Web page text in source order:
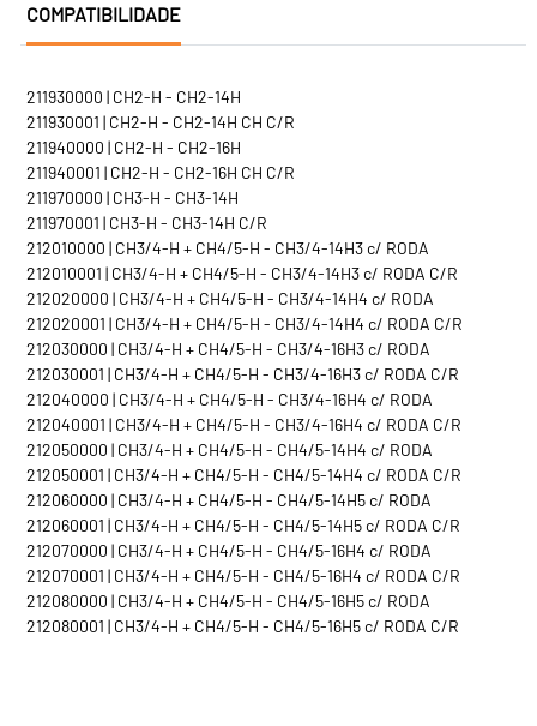
COMPATIBILIDADE
211930000 | CH2-H - CH2-14H
211930001 | CH2-H - CH2-14H CH C/R
211940000 | CH2-H - CH2-16H
211940001 | CH2-H - CH2-16H CH C/R
211970000 | CH3-H - CH3-14H
211970001 | CH3-H - CH3-14H C/R
212010000 | CH3/4-H + CH4/5-H - CH3/4-14H3 c/ RODA
212010001 | CH3/4-H + CH4/5-H - CH3/4-14H3 c/ RODA C/R
212020000 | CH3/4-H + CH4/5-H - CH3/4-14H4 c/ RODA
212020001 | CH3/4-H + CH4/5-H - CH3/4-14H4 c/ RODA C/R
212030000 | CH3/4-H + CH4/5-H - CH3/4-16H3 c/ RODA
212030001 | CH3/4-H + CH4/5-H - CH3/4-16H3 c/ RODA C/R
212040000 | CH3/4-H + CH4/5-H - CH3/4-16H4 c/ RODA
212040001 | CH3/4-H + CH4/5-H - CH3/4-16H4 c/ RODA C/R
212050000 | CH3/4-H + CH4/5-H - CH4/5-14H4 c/ RODA
212050001 | CH3/4-H + CH4/5-H - CH4/5-14H4 c/ RODA C/R
212060000 | CH3/4-H + CH4/5-H - CH4/5-14H5 c/ RODA
212060001 | CH3/4-H + CH4/5-H - CH4/5-14H5 c/ RODA C/R
212070000 | CH3/4-H + CH4/5-H - CH4/5-16H4 c/ RODA
212070001 | CH3/4-H + CH4/5-H - CH4/5-16H4 c/ RODA C/R
212080000 | CH3/4-H + CH4/5-H - CH4/5-16H5 c/ RODA
212080001 | CH3/4-H + CH4/5-H - CH4/5-16H5 c/ RODA C/R